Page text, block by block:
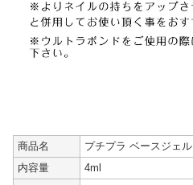
商品名
プチプラ ベースジェル
内容量
4ml